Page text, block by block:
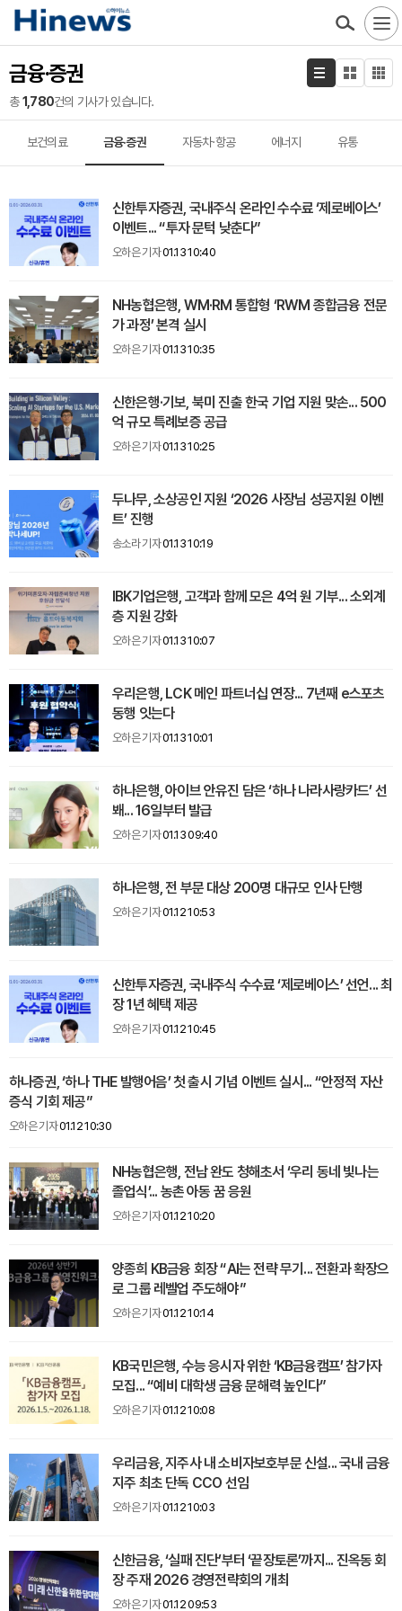
금융·증권
총1,780건의 기사가 있습니다.
보건의료 금융·증권 자동차·항공 에너지 유통
신한투자증권, 국내주식 온라인 수수료 ‘제로베이스’
이벤트... “투자 문턱 낮춘다”
오하은 기자01.13 10:40
NH농협은행, WM·RM 통합형 ‘RWM 종합금융 전문
가 과정’ 본격 실시
오하은 기자01.13 10:35
신한은행·기보, 북미 진출 한국 기업 지원 맞손... 500
억 규모 특례보증 공급
오하은 기자01.13 10:25
두나무, 소상공인 지원 ‘2026 사장님 성공지원 이벤
트’ 진행
송소라 기자01.13 10:19
IBK기업은행, 고객과 함께 모은 4억 원 기부... 소외계
층 지원 강화
오하은 기자01.13 10:07
우리은행, LCK 메인 파트너십 연장... 7년째 e스포츠
동행 잇는다
오하은 기자01.13 10:01
하나은행, 아이브 안유진 담은 ‘하나 나라사랑카드’ 선
봬... 16일부터 발급
오하은 기자01.13 09:40
하나은행, 전 부문 대상 200명 대규모 인사 단행
오하은 기자01.12 10:53
신한투자증권, 국내주식 수수료 ‘제로베이스’ 선언... 최
장 1년 혜택 제공
오하은 기자01.12 10:45
하나증권, ‘하나 THE 발행어음’ 첫 출시 기념 이벤트 실시... “안정적 자산
증식 기회 제공”
오하은 기자01.12 10:30
NH농협은행, 전남 완도 청해초서 ‘우리 동네 빛나는
졸업식’... 농촌 아동 꿈 응원
오하은 기자01.12 10:20
양종희 KB금융 회장 “AI는 전략 무기... 전환과 확장으
로 그룹 레벨업 주도해야”
오하은 기자01.12 10:14
KB국민은행, 수능 응시자 위한 ‘KB금융캠프’ 참가자
모집... “예비 대학생 금융 문해력 높인다”
오하은 기자01.12 10:08
우리금융, 지주사 내 소비자보호부문 신설... 국내 금융
지주 최초 단독 CCO 선임
오하은 기자01.12 10:03
신한금융, ‘실패 진단’부터 ‘끝장토론’까지... 진옥동 회
장 주재 2026 경영전략회의 개최
오하은 기자01.12 09:53